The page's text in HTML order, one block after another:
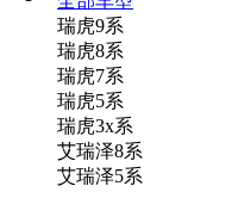
瑞虎9系
瑞虎8系
瑞虎7系
瑞虎5系
瑞虎3x系
艾瑞泽8系
艾瑞泽5系